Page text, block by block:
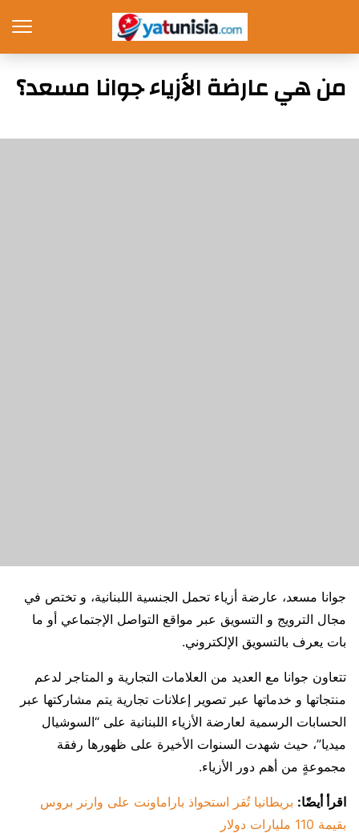
من هي عارضة الأزياء جوانا مسعد؟
جوانا مسعد، عارضة أزياء تحمل الجنسية اللبنانية، و تختص في
مجال الترويج و التسويق عبر مواقع التواصل الإجتماعي أو ما
بات يعرف بالتسويق الإلكتروني.
تتعاون جوانا مع العديد من العلامات التجارية و المتاجر لدعم
منتجاتها و خدماتها عبر تصوير إعلانات تجارية يتم مشاركتها عبر
الحسابات الرسمية لعارضة الأزياء اللبنانية على “السوشيال
ميديا”، حيث شهدت السنوات الأخيرة على ظهورها رفقة
مجموعةٍ من أهم دور الأزياء.
اقرأ أيضًا: بريطانيا تُقر استحواذ باراماونت على وارنر بروس
بقيمة 110 مليارات دولار